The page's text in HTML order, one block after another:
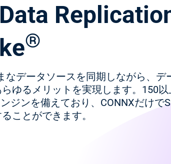
®
なデータソースを同期しながら、
ゆるメリットを実現します。150
ジンを備えており、CONNXだけで
ことができます。